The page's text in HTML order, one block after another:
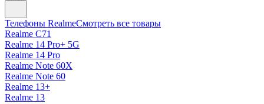
Телефоны RealmeСмотреть все товары
Realme C71
Realme 14 Pro+ 5G
Realme 14 Pro
Realme Note 60X
Realme Note 60
Realme 13+
Realme 13